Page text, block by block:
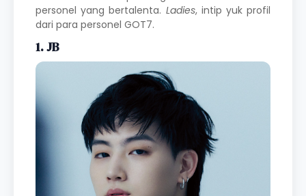
personel yang bertalenta. Ladies, intip yuk profil
dari para personel GOT7.
1. JB